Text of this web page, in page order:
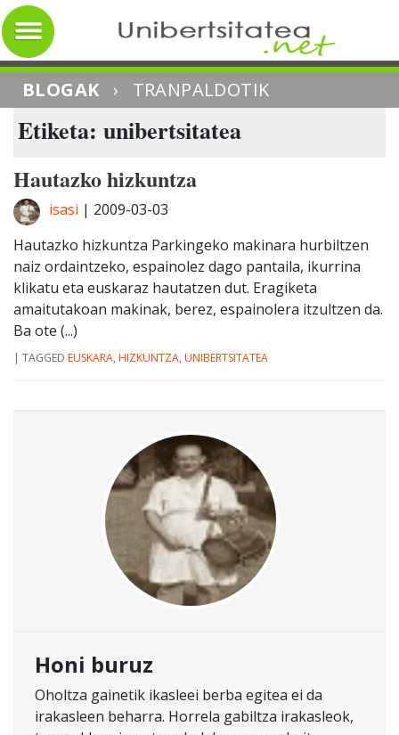
BLOGAK › TRANPALDOTIK
Etiketa: unibertsitatea
Hautazko hizkuntza
isasi | 2009-03-03
Hautazko hizkuntza Parkingeko makinara hurbiltzen
naiz ordaintzeko, espainolez dago pantaila, ikurrina
klikatu eta euskaraz hautatzen dut. Eragiketa
amaitutakoan makinak, berez, espainolera itzultzen da.
Ba ote (...)
| TAGGED EUSKARA, HIZKUNTZA, UNIBERTSITATEA
Honi buruz
Oholtza gainetik ikasleei berba egitea ei da
irakasleen beharra. Horrela gabiltza irakasleok,